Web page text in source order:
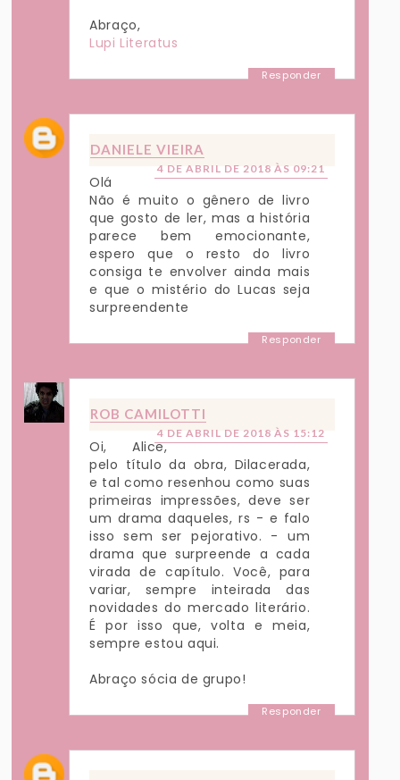
Abraço,
Lupi Literatus
Responder
DANIELE VIEIRA
4 DE ABRIL DE 2018 ÀS 09:21
Olá
Não é muito o gênero de livro
que gosto de ler, mas a história
parece bem emocionante,
espero que o resto do livro
consiga te envolver ainda mais
e que o mistério do Lucas seja
surpreendente
Responder
ROB CAMILOTTI
4 DE ABRIL DE 2018 ÀS 15:12
Oi, Alice,
pelo título da obra, Dilacerada,
e tal como resenhou como suas
primeiras impressões, deve ser
um drama daqueles, rs - e falo
isso sem ser pejorativo. - um
drama que surpreende a cada
virada de capítulo. Você, para
variar, sempre inteirada das
novidades do mercado literário.
É por isso que, volta e meia,
sempre estou aqui.
Abraço sócia de grupo!
Responder